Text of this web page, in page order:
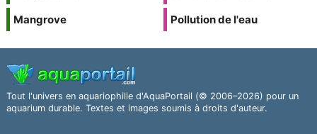
Mangrove
Pollution de l'eau
Tout l'univers en aquariophilie d'AquaPortail (© 2006–2026) pour un
aquarium durable. Textes et images soumis à droits d'auteur.